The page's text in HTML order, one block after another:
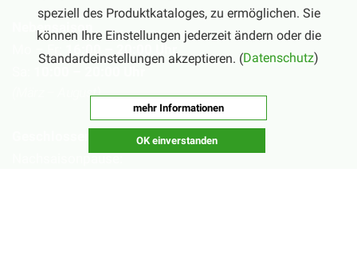
Nebensaison
Mo – Fr:
16:00 – 20:00 Uhr
(März – August)
speziell des Produktkataloges, zu ermöglichen. Sie
können Ihre Einstellungen jederzeit ändern oder die
Standardeinstellungen akzeptieren. (Datenschutz)
mehr Informationen
OK einverstanden